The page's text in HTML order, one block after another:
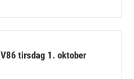
V86 tirsdag 1. oktober